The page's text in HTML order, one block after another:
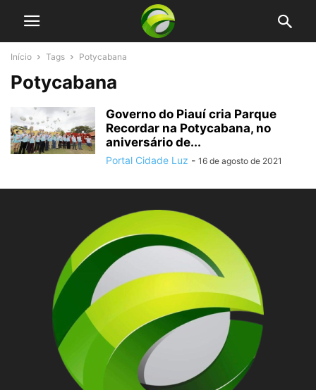
Início Tags Potycabana
Potycabana
Governo do Piauí cria Parque
Recordar na Potycabana, no
aniversário de...
Portal Cidade Luz - 16 de agosto de 2021